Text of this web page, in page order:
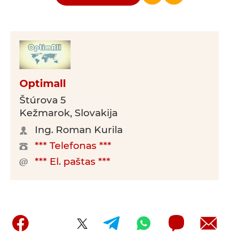
Optimall
Štúrova 5
Kežmarok, Slovakija
Ing. Roman Kurila
*** Telefonas ***
*** El. paštas ***